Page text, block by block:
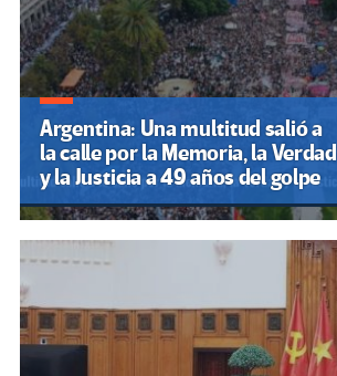
Argentina: Una multitud salió a
la calle por la Memoria, la Verdad
y la Justicia a 49 años del golpe